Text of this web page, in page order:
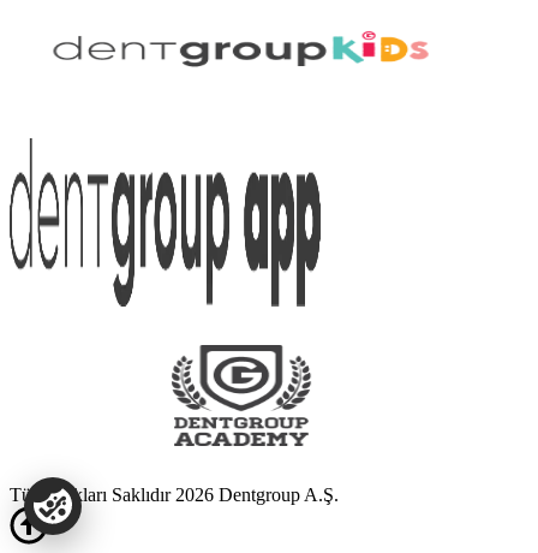
Tüm Hakları Saklıdır 2026 Dentgroup A.Ş.